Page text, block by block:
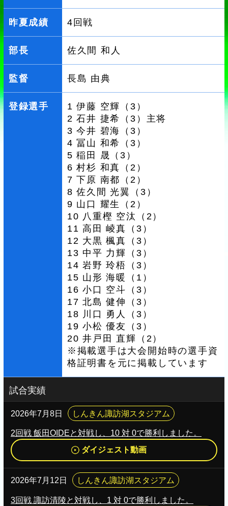
昨夏成績 4回戦
部長 佐久間 和人
監督 長島 由典
登録選手
1 伊藤 空輝（3）
2 石井 捷希（3）主将
3 今井 碧海（3）
4 冨山 和希（3）
5 稲田 晟（3）
6 村杉 和真（2）
7 下原 南都（2）
8 佐久間 光翼（3）
9 山口 耀生（2）
10 八重樫 空汰（2）
11 高田 崚真（3）
12 大黒 楓真（3）
13 中平 力輝（3）
14 岩野 玲梧（3）
15 山形 海暖（1）
16 小口 空斗（3）
17 北島 健伸（3）
18 川口 勇人（3）
19 小松 優友（3）
20 井戸田 直輝（2）
※掲載選手は大会開始時の選手資
格証明書を元に掲載しています
試合実績
2026年7月8日 しんきん諏訪湖スタジアム
2回戦 飯田OIDEと対戦し、10 対 0で勝利しました。
ダイジェスト動画
2026年7月12日 しんきん諏訪湖スタジアム
3回戦 諏訪清陵と対戦し、1 対 0で勝利しました。